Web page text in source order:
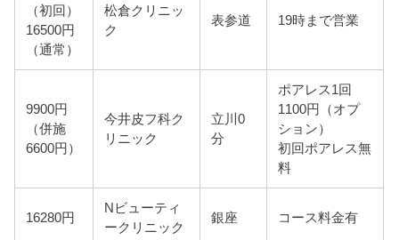
（初回）
16500円
（通常）
松倉クリニッ
ク
表参道 19時まで営業
9900円
（併施
6600円）
今井皮フ科ク
リニック
立川0
分
ポアレス1回
1100円（オプ
ション）
初回ポアレス無
料
16280円
Nビューティ
ークリニック
銀座 コース料金有